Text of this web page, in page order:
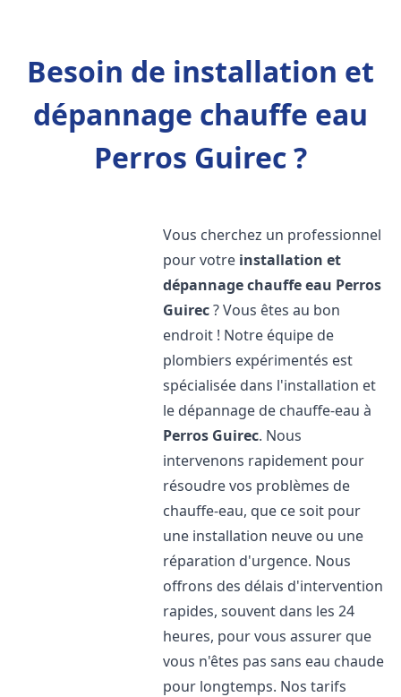
Besoin de installation et
dépannage chauffe eau
Perros Guirec ?
Vous cherchez un professionnel
pour votre installation et
dépannage chauffe eau Perros
Guirec? Vous êtes au bon
endroit ! Notre équipe de
plombiers expérimentés est
spécialisée dans l'installation et
le dépannage de chauffe-eau à
Perros Guirec. Nous
intervenons rapidement pour
résoudre vos problèmes de
chauffe-eau, que ce soit pour
une installation neuve ou une
réparation d'urgence. Nous
offrons des délais d'intervention
rapides, souvent dans les 24
heures, pour vous assurer que
vous n'êtes pas sans eau chaude
pour longtemps. Nos tarifs